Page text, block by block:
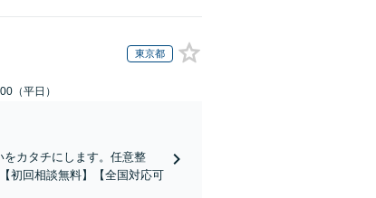
東京都
（平日）
をカタチにします。任意整
初回相談無料】【全国対応可